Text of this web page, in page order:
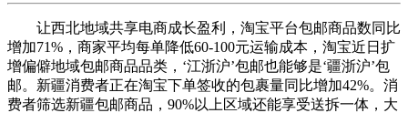
让西北地域共享电商成长盈利，淘宝平台包邮商品数同比
增加71%，商家平均每单降低60-100元运输成本，淘宝近日扩
增偏僻地域包邮商品品类，‘江浙沪’包邮也能够是‘疆浙沪’包
邮。新疆消费者正在淘宝下单签收的包裹量同比增加42%。消
费者筛选新疆包邮商品，90%以上区域还能享受送拆一体，大